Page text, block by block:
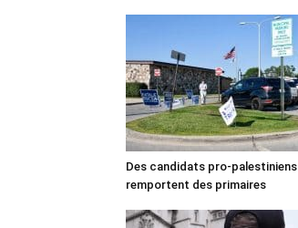
Des candidats pro-palestiniens
remportent des primaires